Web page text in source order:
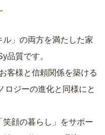
ル」の両方を満たした家
品質です。
客様と信頼関係を築ける
顔の暮らし」をサポー